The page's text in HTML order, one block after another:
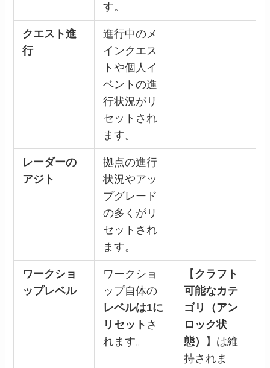
す。
クエスト進
行
進行中のメ
インクエス
トや個人イ
ベントの進
行状況がリ
セットされ
ます。
レーダーの
アジト
拠点の進行
状況やアッ
プグレード
の多くがリ
セットされ
ます。
ワークショ
ップレベル
ワークショ
ップ自体の
レベルは1に
リセット さ
れます。
【 クラフト
可能なカテ
ゴリ（アン
ロック状
態）
】は維
持されま